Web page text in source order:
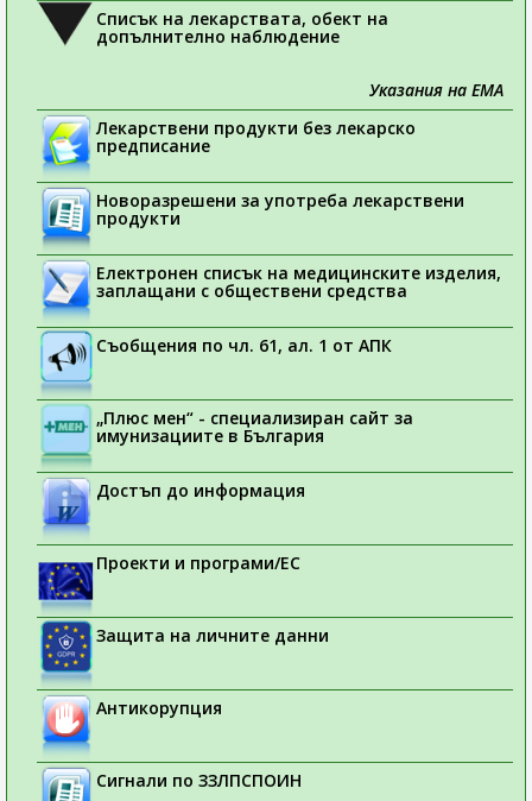
Списък на лекарствата, обект на
допълнително наблюдение
Указания на ЕМА
Лекарствени продукти без лекарско
предписание
Новоразрешени за употреба лекарствени
продукти
Електронен списък на медицинските изделия,
заплащани с обществени средства
Съобщения по чл. 61, ал. 1 от АПК
„Плюс мен“ - специализиран сайт за
имунизациите в България
Достъп до информация
Проекти и програми/ЕС
Защита на личните данни
Антикорупция
Сигнали по ЗЗЛПСПОИН